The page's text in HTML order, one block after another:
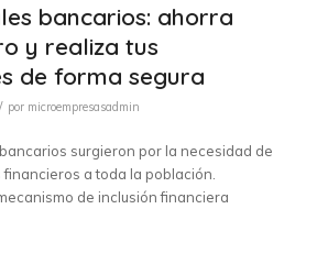
bancarios: ahorra
y realiza tus
de forma segura
/ por microempresasadmin
surgieron por la necesidad de
a toda la población.
de inclusión financiera